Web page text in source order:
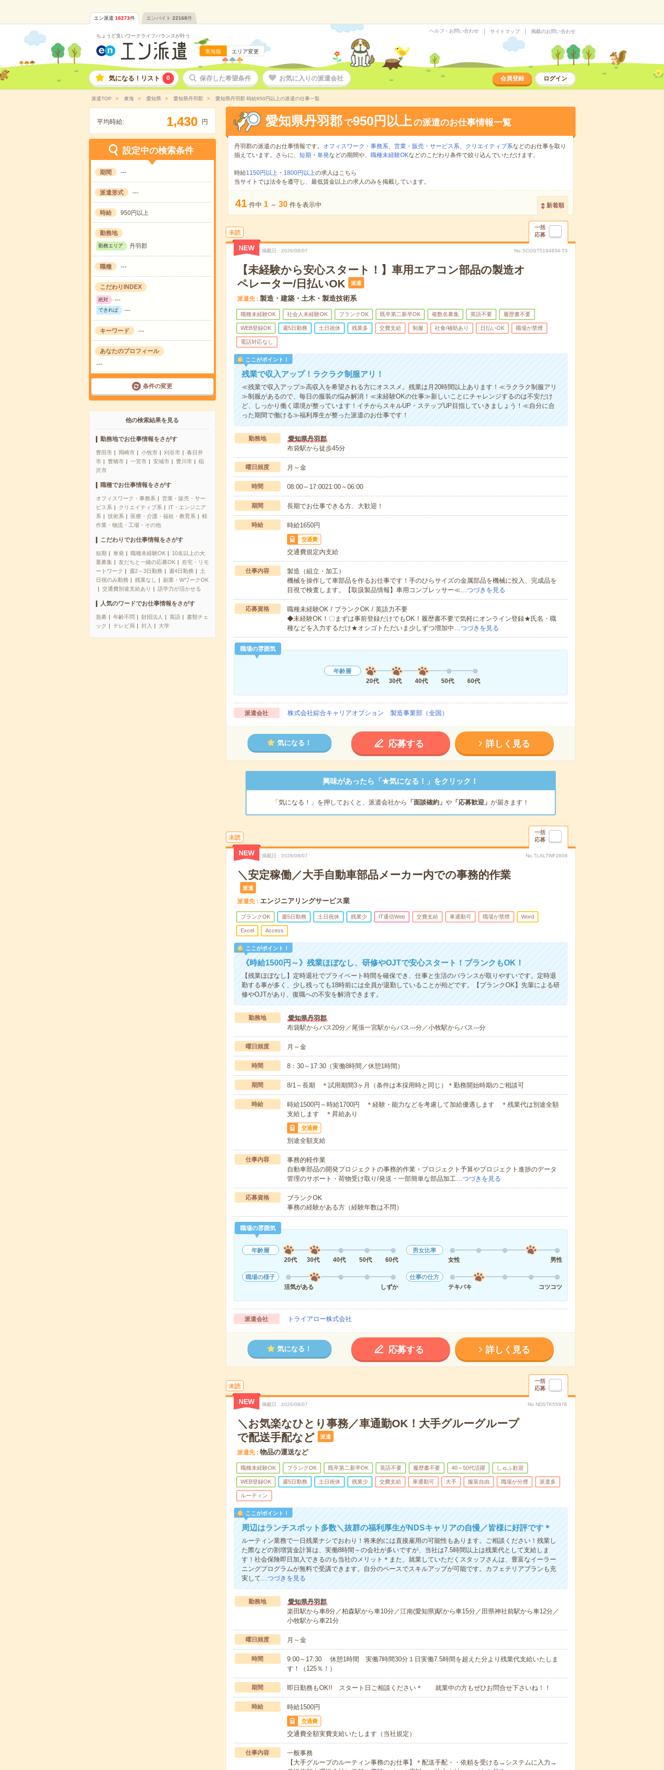
エン派遣 16273件 エンバイト 22168件
ちょうど良いワークライフバランスが叶う
東海版 エリア変更
ヘルプ・お問い合わせ サイトマップ 掲載のお問い合わせ
気になる！リスト 0 保存した希望条件 お気に入りの派遣会社 会員登録 ログイン
派遣TOP 東海 愛知県 愛知県丹羽郡 愛知県丹羽郡 時給950円以上の派遣の仕事一覧
平均時給: 1,430 円
設定中の検索条件
期間 ---
派遣形式 ---
時給 950円以上
勤務地
勤務エリア 丹羽郡
職種 ---
こだわりINDEX
絶対 ---
できれば ---
キーワード ---
あなたのプロフィール
---
条件の変更
他の検索結果を見る
勤務地でお仕事情報をさがす
豊田市 岡崎市 小牧市 刈谷市
春日井
市
豊橋市 一宮市 安城市 豊川市
稲
沢市
職種でお仕事情報をさがす
オフィスワーク・事務系
営業・販売・サー
ビス系
クリエイティブ系
IT・エンジニア
系
技術系 医療・介護・福祉・教育系
軽
作業・物流・工場・その他
こだわりでお仕事情報をさがす
短期 単発 職種未経験OK
10名以上の大
量募集
友だちと一緒の応募OK
在宅・リモ
ートワーク
週2～3日勤務 週4日勤務
土
日祝のみ勤務
残業なし
副業・WワークOK
交通費別途支給あり
語学力が活かせる
人気のワードでお仕事情報をさがす
急募 年齢不問 財団法人 英語
書類チェ
ック
テレビ局 封入 大学
愛知県丹羽郡 で950円以上の派遣のお仕事情報一覧
丹羽郡の派遣のお仕事情報です。 オフィスワーク・事務系、 営業・販売・サービス系、 クリエイティブ系などのお仕事を取り
揃えています。さらに、 短期 ・ 単発などの期間や、 職種未経験OKなどのこだわり条件で絞り込んでいただけます。
時給1150円以上・ 1800円以上の求人はこちら
当サイトでは法令を遵守し、最低賃金以上の求人のみを掲載しています。
41 件中 1 ～ 30 件を表示中 新着順
未読
一括
応募
NEW 掲載日 2026/08/07 No.SCOST5194834-T3
【未経験から安心スタート！】車用エアコン部品の製造オ
ペレーター/日払いOK
派遣
派遣先 製造・建築・土木・製造技術系
職種未経験OK 社会人未経験OK ブランクOK 既卒第二新卒OK 複数名募集 英語不要 履歴書不要
WEB登録OK 週5日勤務 土日祝休 残業多 交費支給 制服 社食/補助あり 日払いOK 職場が禁煙
電話対応なし
ここがポイント！
残業で収入アップ！ラクラク制服アリ！
≪残業で収入アップ≫高収入を希望される方にオススメ。残業は月20時間以上あります！≪ラクラク制服アリ
≫制服があるので、毎日の服装の悩み解消！≪未経験OKの仕事≫新しいことにチャレンジするのは不安だけ
ど、しっかり働く環境が整っています！イチからスキルUP・ステップUP目指していきましょう！≪自分に合
った期間で働ける≫福利厚生が整った派遣のお仕事です！
勤務地
愛知県丹羽郡
布袋駅から徒歩45分
曜日頻度 月～金
時間 08:00～17:0021:00～06:00
期間 長期でお仕事できる方、大歓迎！
時給 時給1650円
交通費
交通費規定内支給
仕事内容
製造（組立・加工）
機械を操作して車部品を作るお仕事です！手のひらサイズの金属部品を機械に投入、完成品を
目視で検査します。【取扱製品情報】車用コンプレッサー≪…つづきを見る
応募資格
職種未経験OK / ブランクOK / 英語力不要
◆未経験OK！〇まずは事前登録だけでもOK！履歴書不要で気軽にオンライン登録★氏名・職
種などを入力するだけ★オシゴトただいま少しずつ増加中…つづきを見る
職場の雰囲気
年齢層
20代
30代 40代 50代 60代
派遣会社 株式会社綜合キャリアオプション 製造事業部（全国）
気になる！ 応募する 詳しく見る
興味があったら「★気になる！」をクリック！
「気になる！」を押しておくと、派遣会社から 「面談確約」 や「応募歓迎」 が届きます！
未読
一括
応募
NEW 掲載日 2026/08/07 No.TLALTWF2608
＼安定稼働／大手自動車部品メーカー内での事務的作業
派遣
派遣先 エンジニアリングサービス業
ブランクOK 週5日勤務 土日祝休 残業少 IT通信Web 交費支給 車通勤可 職場が禁煙 Word
Excel Access
ここがポイント！
《時給1500円～》残業ほぼなし、研修やOJTで安心スタート！ブランクもOK！
【残業ほぼなし】定時退社でプライベート時間を確保でき、仕事と生活のバランスが取りやすいです。定時退
勤する事が多く、少し残っても18時前には全員が退勤していることが殆どです。【ブランクOK】先輩による研
修やOJTがあり、復職への不安を解消できます。
勤務地
愛知県丹羽郡
布袋駅からバス20分／尾張一宮駅からバス---分／小牧駅からバス---分
曜日頻度 月～金
時間 8：30～17:30（実働8時間／休憩1時間）
期間 8/1～長期 ＊試用期間3ヶ月（条件は本採用時と同じ）＊勤務開始時期のご相談可
時給
時給1500円～時給1700円 ＊経験・能力などを考慮して加給優遇します ＊残業代は別途全額
支給します ＊昇給あり
交通費
別途全額支給
仕事内容
事務的軽作業
自動車部品の開発プロジェクトの事務的作業・プロジェクト予算やプロジェクト進捗のデータ
管理のサポート・荷物受け取り/発送・一部簡単な部品加工… つづきを見る
応募資格
ブランクOK
事務の経験がある方（経験年数は不問）
職場の雰囲気
年齢層
20代
30代 40代 50代 60代
男女比率
女性
男性
職場の様子
活気がある
しずか
仕事の仕方
テキパキ
コツコツ
派遣会社 トライアロー株式会社
気になる！ 応募する 詳しく見る
未読
一括
応募
NEW 掲載日 2026/08/07 No.NDSTK5597E
＼お気楽なひとり事務／車通勤OK！大手グルーグループ
で配送手配など
派遣
派遣先 物品の運送など
職種未経験OK ブランクOK 既卒第二新卒OK 英語不要 履歴書不要 40～50代活躍 しゅふ歓迎
WEB登録OK 週5日勤務 土日祝休 残業少 交費支給 車通勤可 大手 服装自由 職場が分煙 派遣多
ルーティン
ここがポイント！
周辺はランチスポット多数＼抜群の福利厚生がNDSキャリアの自慢／皆様に好評です＊
ルーティン業務で一日残業ナシでおわり！将来的には直接雇用の可能性もあります。ご相談ください！残業し
た際などの割増賃金計算は、実働8時間～の会社が多いですが、当社は7.5時間以上は残業代として支給しま
す！社会保険即日加入できるのも当社のメリット＊また、就業していただくスタッフさんは、豊富なイーラー
ニングプログラムが無料で受講できます。自分のペースでスキルアップが可能です。カフェテリアプランも充
実して… つづきを見る
勤務地
愛知県丹羽郡
楽田駅から車8分／柏森駅から車10分／江南(愛知県)駅から車15分／田県神社前駅から車12分／
小牧駅から車21分
曜日頻度 月～金
時間
9:00～17:30 休憩1時間 実働7時間30分１日実働7.5時間を超えた分より残業代支給いたしま
す！（125％！）
期間 即日勤務もOK!! スタート日ご相談ください＊ 就業中の方もぜひお問合せ下さいね！！
時給 時給1500円
交通費
交通費全額実費支給いたします（当社規定）
仕事内容
一般事務
【大手グループのルーティン事務のお仕事】＊配送手配・・依頼を受ける→システムに入力→